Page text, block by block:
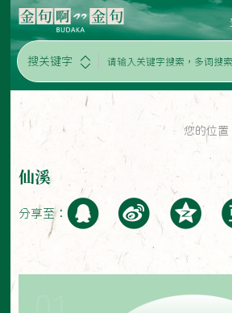
搜关键字
您的位置
仙溪
分享至：